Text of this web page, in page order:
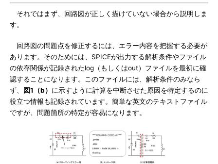
それではまず、回路図が正しく描けていない場合から説明しま
す。
回路図の問題点を修正するには、エラー内容を把握する必要が
あります。そのためには、SPICEが出力する解析条件やファイル
の依存関係が記録されたlog（もしくはout）ファイルを最初に確
認することになります。このファイルには、解析条件のみなら
ず、
図1（b） に示すように計算を中断させた原因を特定するのに
役立つ情報も記録されています。簡単な英文のテキストファイル
ですが、問題箇所の特定が容易になります。